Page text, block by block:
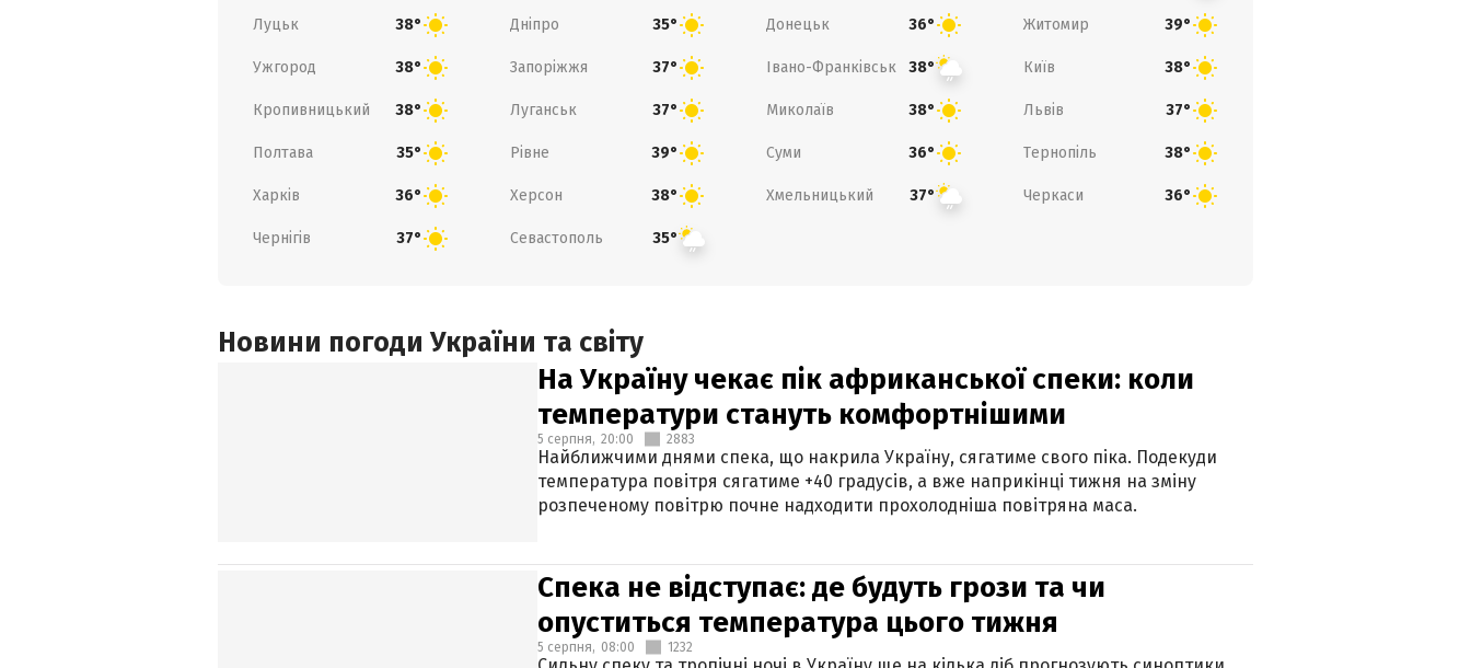
Луцьк 38° Дніпро 35° Донецьк 36° Житомир 39°
Ужгород 38° Запоріжжя 37° Івано-Франківськ 38° Київ 38°
Кропивницький 38° Луганськ 37° Миколаїв 38° Львів 37°
Полтава 35° Рівне 39° Суми 36° Тернопіль 38°
Харків 36° Херсон 38° Хмельницький 37° Черкаси 36°
Чернігів 37° Севастополь 35°
Новини погоди України та світу
На Україну чекає пік африканської спеки: коли
температури стануть комфортнішими
5 серпня, 20:00 2883
Найближчими днями спека, що накрила Україну, сягатиме свого піка. Подекуди
температура повітря сягатиме +40 градусів, а вже наприкінці тижня на зміну
розпеченому повітрю почне надходити прохолодніша повітряна маса.
Спека не відступає: де будуть грози та чи
опуститься температура цього тижня
5 серпня, 08:00 1232